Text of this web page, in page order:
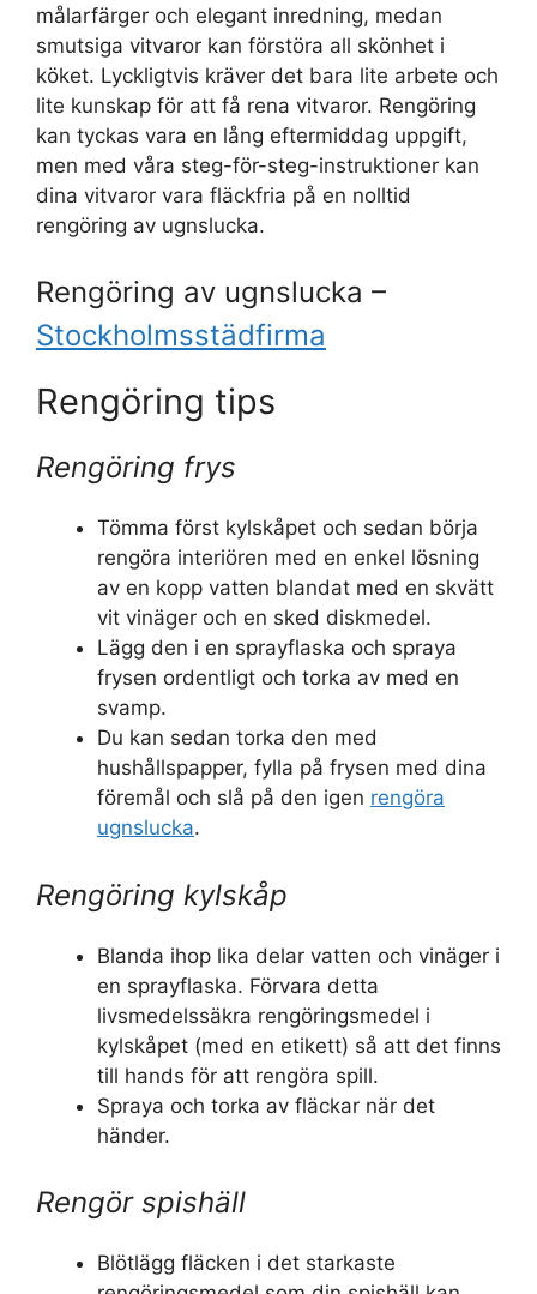
målarfärger och elegant inredning, medan
smutsiga vitvaror kan förstöra all skönhet i
köket. Lyckligtvis kräver det bara lite arbete och
lite kunskap för att få rena vitvaror. Rengöring
kan tyckas vara en lång eftermiddag uppgift,
men med våra steg-för-steg-instruktioner kan
dina vitvaror vara fläckfria på en nolltid
rengöring av ugnslucka.
Rengöring av ugnslucka –
Stockholmsstädfirma
Rengöring tips
Rengöring frys
Tömma först kylskåpet och sedan börja
rengöra interiören med en enkel lösning
av en kopp vatten blandat med en skvätt
vit vinäger och en sked diskmedel.
Lägg den i en sprayflaska och spraya
frysen ordentligt och torka av med en
svamp.
Du kan sedan torka den med
hushållspapper, fylla på frysen med dina
föremål och slå på den igen rengöra
ugnslucka.
Rengöring kylskåp
Blanda ihop lika delar vatten och vinäger i
en sprayflaska. Förvara detta
livsmedelssäkra rengöringsmedel i
kylskåpet (med en etikett) så att det finns
till hands för att rengöra spill.
Spraya och torka av fläckar när det
händer.
Rengör spishäll
Blötlägg fläcken i det starkaste